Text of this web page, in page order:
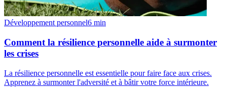
Développement personnel6 min
Comment la résilience personnelle aide à surmonter
les crises
La résilience personnelle est essentielle pour faire face aux crises.
Apprenez à surmonter l'adversité et à bâtir votre force intérieure.